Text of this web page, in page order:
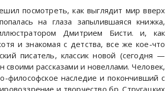
посмотреть, как выглядит мир вверх
на глаза запылившаяся книжка,
Дмитрием Бисти. и, как
и знакомая с детства, все же кое-что
писатель, классик новой (сегодня —
рассказами и новеллами. Человек,
философское наследие и покончивший с